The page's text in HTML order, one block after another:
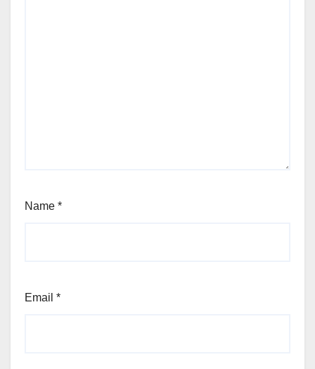
Name *
Email *